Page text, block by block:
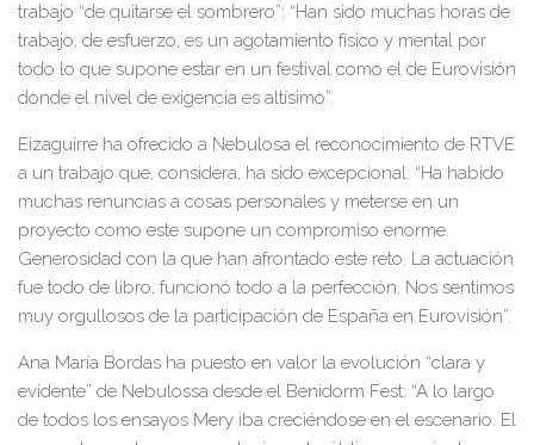
trabajo “de quitarse el sombrero”: “Han sido muchas horas de
trabajo, de esfuerzo, es un agotamiento físico y mental por
todo lo que supone estar en un festival como el de Eurovisión
donde el nivel de exigencia es altísimo”.
Eizaguirre ha ofrecido a Nebulosa el reconocimiento de RTVE
a un trabajo que, considera, ha sido excepcional: “Ha habido
muchas renuncias a cosas personales y meterse en un
proyecto como este supone un compromiso enorme.
Generosidad con la que han afrontado este reto. La actuación
fue todo de libro, funcionó todo a la perfección. Nos sentimos
muy orgullosos de la participación de España en Eurovisión”.
Ana María Bordas ha puesto en valor la evolución “clara y
evidente” de Nebulossa desde el Benidorm Fest: “A lo largo
de todos los ensayos Mery iba creciéndose en el escenario. El